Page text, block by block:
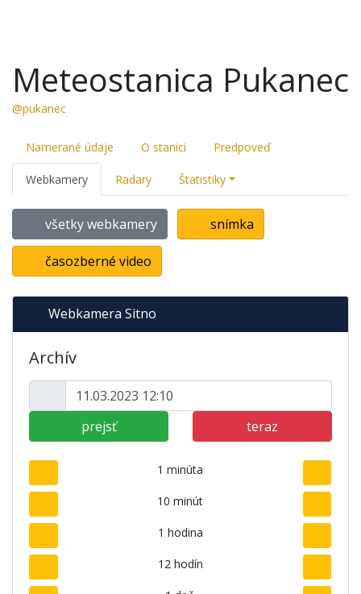
Meteostanica Pukanec
@pukanec
Namerané údaje O stanici Predpoveď
Webkamery Radary Štatistiky
všetky webkamery snímka
časozberné video
Webkamera Sitno
Archív
prejsť teraz
1 minúta
10 minút
1 hodina
12 hodín